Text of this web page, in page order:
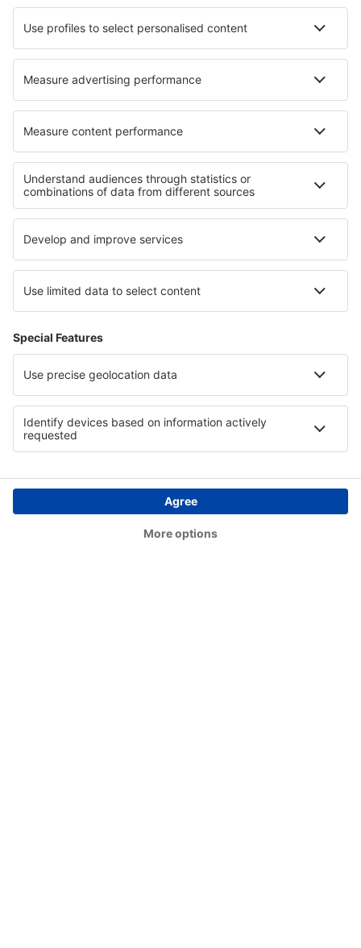
Caldas Novas Airport (CLV)
Campo Mourao Airport (CBW)
Campinas
Canela Airport (CEL)
Parauapebas Carajás (CKS)
Juazeiro do Norte O. B. de Menezes (JDO)
Caçador Carlos Alberto da Costa Neves (CFC)
Lençóis Chapada Diamantina (LEC)
Cianorte Airport (GGH)
Coari Airport (CIZ)
Conceição do Araguaia Airport (CDJ)
Concórdia Airport (CCI)
Confresa Airport (CFO)
Conselheiro Lafaiete Airport (QDF)